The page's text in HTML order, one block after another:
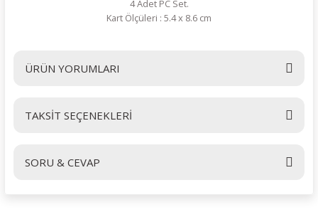
4 Adet PC Set.
Kart Ölçüleri : 5.4 x 8.6 cm
ÜRÜN YORUMLARI
Bu ürüne ilk yorumu siz yapın!
TAKSİT SEÇENEKLERİ
SORU & CEVAP